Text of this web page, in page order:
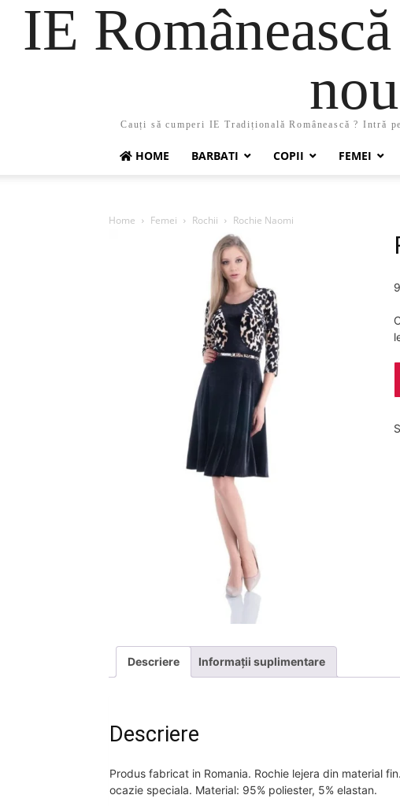
IE
Cauți să cumperi IE Tradițională Românească ? Intră
HOME BARBATI COPII FEMEI
Home Femei Rochii Rochie Naomi
Descriere Informații suplimentare
Descriere
Produs fabricat in Romania. Rochie lejera din material
ocazie speciala. Material: 95% poliester, 5% elastan.